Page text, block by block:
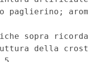
paglierino;
sopra
della